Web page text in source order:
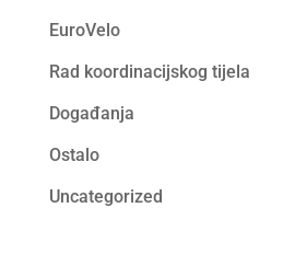
EuroVelo
Rad koordinacijskog tijela
Događanja
Ostalo
Uncategorized